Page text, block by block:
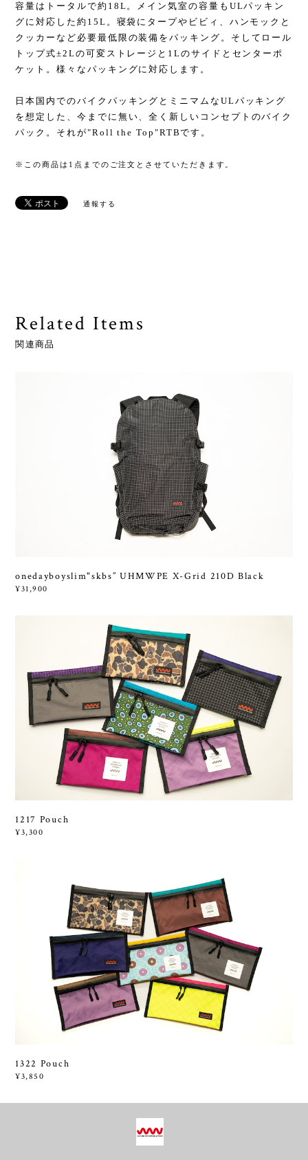
容量はトータルで約18L。メイン気室の容量もULパッキン
グに対応した約15L。寝袋にタープやビビィ、ハンモックと
クッカーなど必要最低限の装備をパッキング。そしてロール
トップ式±2Lの可変ストレージと1Lのサイドとセンターポ
ケット。様々なパッキングに対応します。
日本国内でのバイクパッキングとミニマムなULパッキング
を想定した、今までに無い、全く新しいコンセプトのバイク
パック。それが"Roll the Top"RTBです。
※この商品は1点までのご注文とさせていただきます。
通報する
Related Items
関連商品
onedayboyslim"skbs” UHMWPE X-Grid 210D Black
¥31,900
1217 Pouch
¥3,300
1322 Pouch
¥3,850